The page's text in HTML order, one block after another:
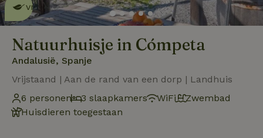
vriendelijklees meer
Natuurhuisje in Cómpeta
Andalusië, Spanje
Vrijstaand | Aan de rand van een dorp | Landhuis
6 personen
3 slaapkamers WiFi
Zwembad
Huisdieren toegestaan